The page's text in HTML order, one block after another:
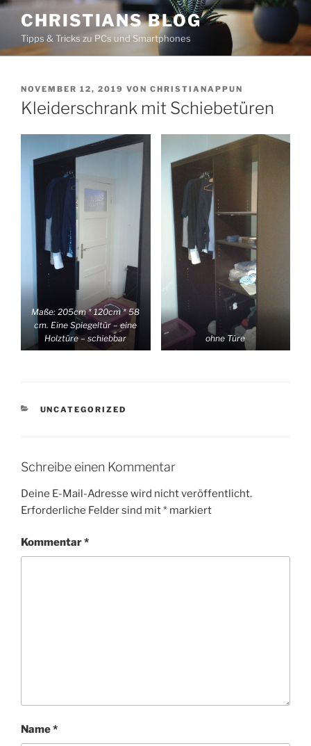
Zum
Inhalt
springen
CHRISTIANS BLOG
Tipps & Tricks zu PCs und Smartphones
VERÖFFENTLICHT
AM
NOVEMBER 12, 2019 VON CHRISTIANAPPUN
Kleiderschrank mit Schiebetüren
Maße: 205cm * 120cm * 58
cm. Eine Spiegeltür – eine
Holztüre – schiebbar
ohne Türe
KATEGORIEN
UNCATEGORIZED
Schreibe einen Kommentar
Deine E-Mail-Adresse wird nicht veröffentlicht.
Erforderliche Felder sind mit* markiert
Kommentar*
Name*